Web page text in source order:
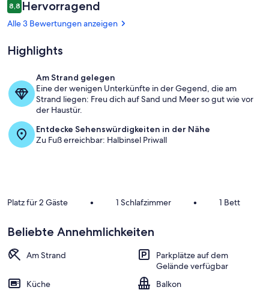
Jachthafen
Bewertungen
8,88,8 von 10.
Hervorragend
Alle 3 Bewertungen anzeigen
Highlights
Am Strand gelegen
Eine der wenigen Unterkünfte in der Gegend, die am
Strand liegen: Freu dich auf Sand und Meer so gut wie vor
der Haustür.
Entdecke Sehenswürdigkeiten in der Nähe
Zu Fuß erreichbar: Halbinsel Priwall
Platz für 2 Gäste • 1 Schlafzimmer • 1 Bett
Beliebte Annehmlichkeiten
Am Strand
Parkplätze auf dem
Gelände verfügbar
Küche
Balkon